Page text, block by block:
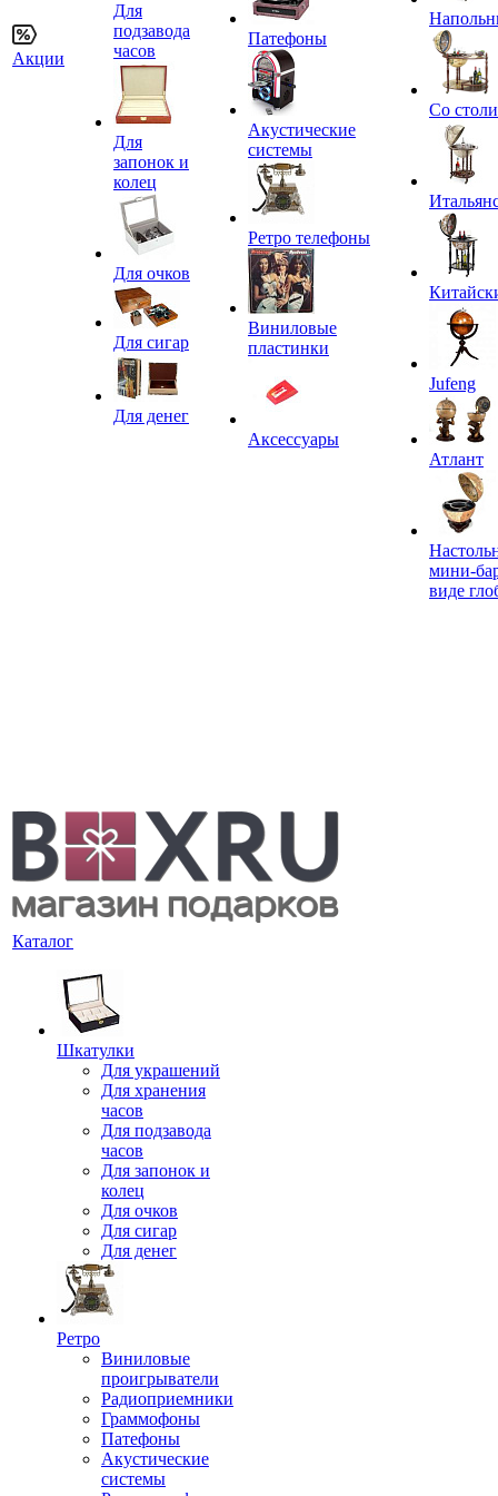
Акции
Для
подзавода
часов
Для
запонок и
колец
Для очков
Для сигар
Для денег
Патефоны
Акустические
системы
Ретро телефоны
Виниловые
пластинки
Аксессуары
Со
Jufeng
Атлант
мини-
виде
Каталог
Шкатулки
Для украшений
Для хранения
часов
Для подзавода
часов
Для запонок и
колец
Для очков
Для сигар
Для денег
Ретро
Виниловые
проигрыватели
Радиоприемники
Граммофоны
Патефоны
Акустические
системы